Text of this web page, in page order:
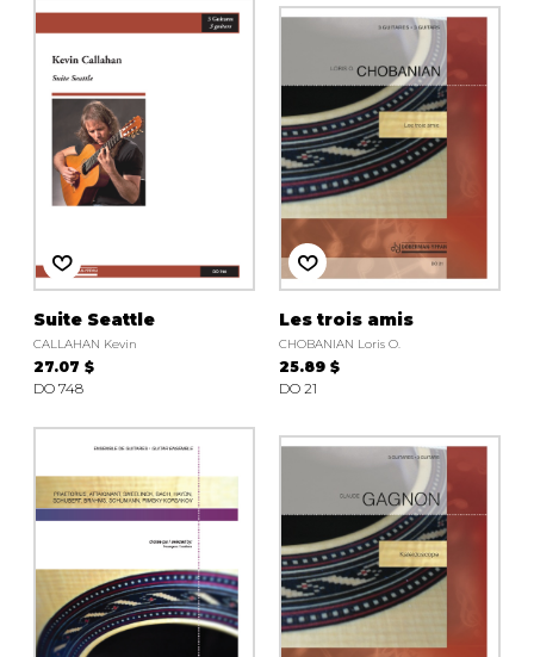
Suite Seattle
CALLAHAN Kevin
27.07 $
DO 748
Les trois amis
CHOBANIAN Loris O.
25.89 $
DO 21